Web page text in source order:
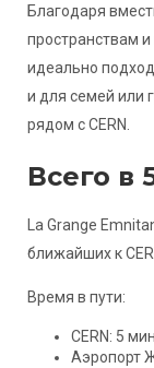
Благодаря
пространствам
идеально
и для семей или
рядом с CERN.
Всего в
La Grange
ближайших к
Время в пути:
CERN: 5
Аэропорт